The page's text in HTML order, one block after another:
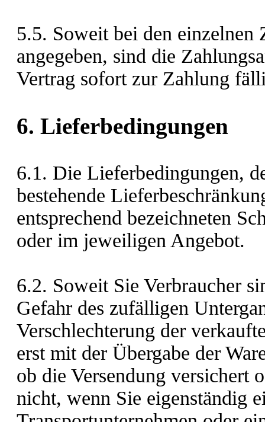
5.5. Soweit bei den einzelnen
angegeben, sind die
Vertrag sofort zur Zahlung
6. Lieferbedingungen
6.1. Die Lieferbedingungen,
bestehende
entsprechend bezeichneten
oder im jeweiligen Angebot.
6.2. Soweit Sie Verbraucher
Gefahr des zufälligen
Verschlechterung der
erst mit der Übergabe der
ob die Versendung versichert
nicht, wenn Sie eigenständig